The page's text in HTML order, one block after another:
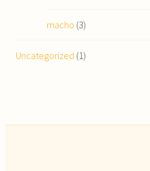
macho (3)
Uncategorized (1)